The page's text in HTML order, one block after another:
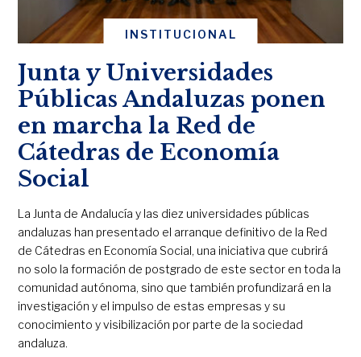
INSTITUCIONAL
Junta y Universidades
Públicas Andaluzas ponen
en marcha la Red de
Cátedras de Economía
Social
La Junta de Andalucía y las diez universidades públicas
andaluzas han presentado el arranque definitivo de la Red
de Cátedras en Economía Social, una iniciativa que cubrirá
no solo la formación de postgrado de este sector en toda la
comunidad autónoma, sino que también profundizará en la
investigación y el impulso de estas empresas y su
conocimiento y visibilización por parte de la sociedad
andaluza.